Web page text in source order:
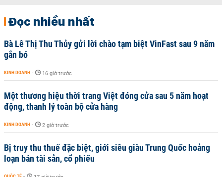
Đọc nhiều nhất
Bà Lê Thị Thu Thủy gửi lời chào tạm biệt VinFast sau 9 năm
gắn bó
KINH DOANH - 16 giờ trước
Một thương hiệu thời trang Việt đóng cửa sau 5 năm hoạt
động, thanh lý toàn bộ cửa hàng
KINH DOANH - 2 giờ trước
Bị truy thu thuế đặc biệt, giới siêu giàu Trung Quốc hoảng
loạn bán tài sản, cổ phiếu